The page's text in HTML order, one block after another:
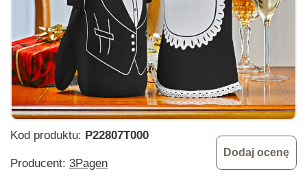
Kod produktu: P22807T000
Producent: 3Pagen
Dodaj ocenę